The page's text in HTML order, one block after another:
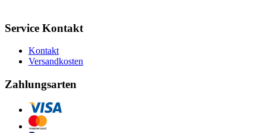
Service Kontakt
Kontakt
Versandkosten
Zahlungsarten